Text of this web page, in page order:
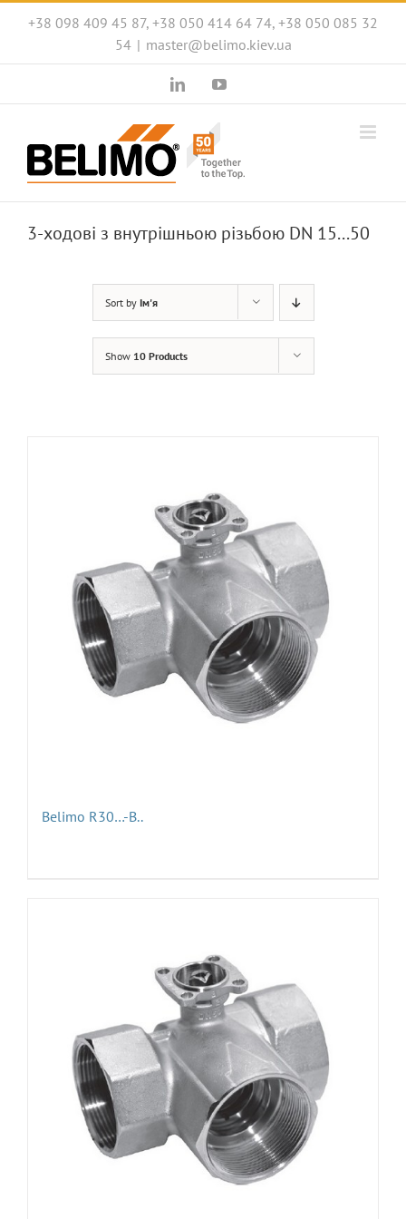
+38 098 409 45 87, +38 050 414 64 74, +38 050 085 32
54 | master@belimo.kiev.ua
LinkedInYouTube
3-ходові з внутрішньою різьбою DN 15...50
Sort by Ім'я
Show 10 Products
Belimo R30…-B..